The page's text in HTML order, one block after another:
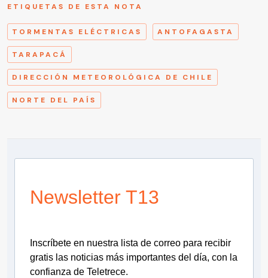
ETIQUETAS DE ESTA NOTA
TORMENTAS ELÉCTRICAS ANTOFAGASTA
TARAPACÁ
DIRECCIÓN METEOROLÓGICA DE CHILE
NORTE DEL PAÍS
Newsletter T13
Inscríbete en nuestra lista de correo para recibir
gratis las noticias más importantes del día, con la
confianza de Teletrece.